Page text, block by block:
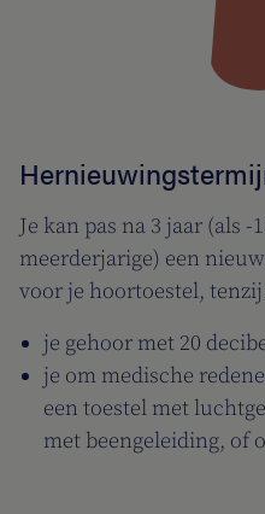
Je kan pas na 3 jaar (als
meerderjarige) een
voor je hoortoestel,
je gehoor met 20
je om medische
een toestel met
met beengeleiding, of